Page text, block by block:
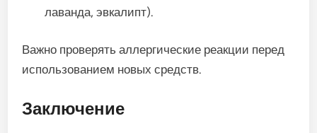
лаванда, эвкалипт).
Важно проверять аллергические реакции перед
использованием новых средств.
Заключение